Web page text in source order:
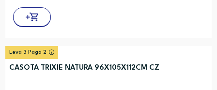
Leva 3 Paga 2
CASOTA TRIXIE NATURA 96X105X112CM CZ